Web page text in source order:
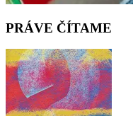
PRÁVE ČÍTAME